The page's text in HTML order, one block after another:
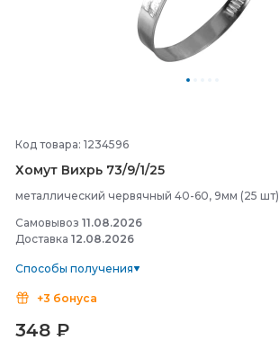
Код товара: 1234596
Хомут Вихрь 73/9/1/25
металлический червячный 40-60, 9мм (25 шт)
Самовывоз 11.08.2026
Доставка 12.08.2026
Способы получения
+3 бонуса
348 ₽